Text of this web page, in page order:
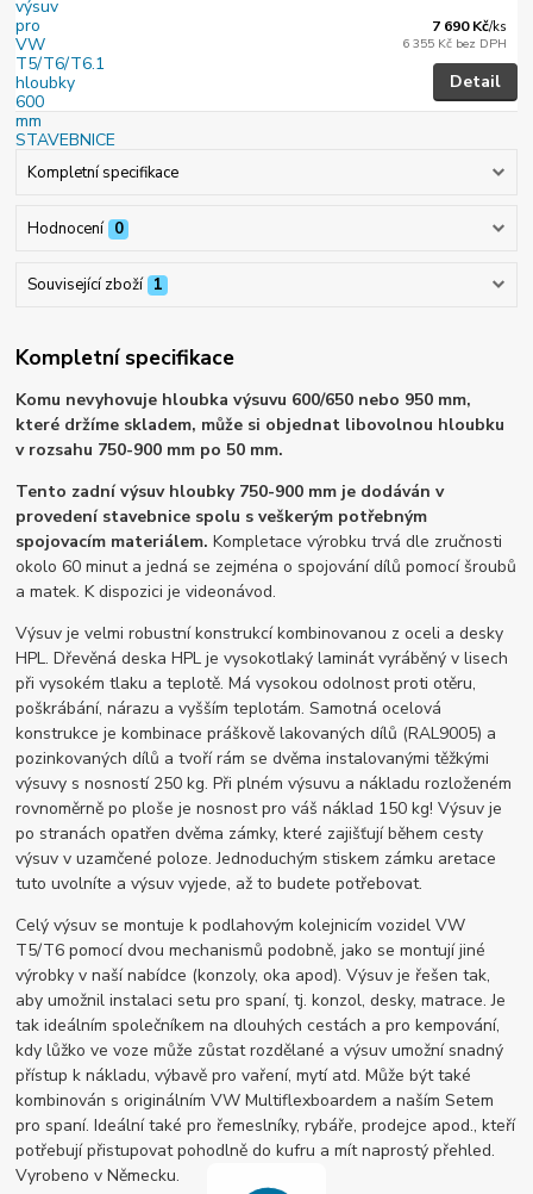
7 690 Kč/ks
6 355 Kč bez DPH
Detail
Kompletní specifikace
Hodnocení 0
Související zboží 1
Kompletní specifikace
Komu nevyhovuje hloubka výsuvu 600/650 nebo 950 mm,
které držíme skladem, může si objednat libovolnou hloubku
v rozsahu 750-900 mm po 50 mm.
Tento zadní výsuv hloubky 750-900 mm je dodáván v
provedení stavebnice spolu s veškerým potřebným
spojovacím materiálem.Kompletace výrobku trvá dle zručnosti
okolo 60 minut a jedná se zejména o spojování dílů pomocí šroubů
a matek. K dispozici je videonávod.
Výsuv je velmi robustní konstrukcí kombinovanou z oceli a desky
HPL. Dřevěná deska HPL je vysokotlaký laminát vyráběný v lisech
při vysokém tlaku a teplotě. Má vysokou odolnost proti otěru,
poškrábání, nárazu a vyšším teplotám. Samotná ocelová
konstrukce je kombinace práškově lakovaných dílů (RAL9005) a
pozinkovaných dílů a tvoří rám se dvěma instalovanými těžkými
výsuvy s nosností 250 kg. Při plném výsuvu a nákladu rozloženém
rovnoměrně po ploše je nosnost pro váš náklad 150 kg! Výsuv je
po stranách opatřen dvěma zámky, které zajišťují během cesty
výsuv v uzamčené poloze. Jednoduchým stiskem zámku aretace
tuto uvolníte a výsuv vyjede, až to budete potřebovat.
Celý výsuv se montuje k podlahovým kolejnicím vozidel VW
T5/T6 pomocí dvou mechanismů podobně, jako se montují jiné
výrobky v naší nabídce (konzoly, oka apod). Výsuv je řešen tak,
aby umožnil instalaci setu pro spaní, tj. konzol, desky, matrace. Je
tak ideálním společníkem na dlouhých cestách a pro kempování,
kdy lůžko ve voze může zůstat rozdělané a výsuv umožní snadný
přístup k nákladu, výbavě pro vaření, mytí atd. Může být také
kombinován s originálním VW Multiflexboardem a naším Setem
pro spaní. Ideální také pro řemeslníky, rybáře, prodejce apod., kteří
potřebují přistupovat pohodlně do kufru a mít naprostý přehled.
Vyrobeno v Německu.